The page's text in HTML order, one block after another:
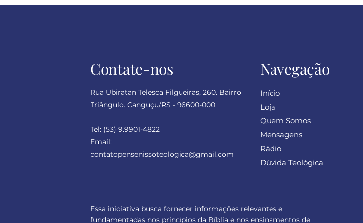
Contate-nos
Rua Ubiratan Telesca Filgueiras, 260. Bairro
Triângulo. Canguçu/RS - 96600-000
Tel: (53) 9.9901-4822
Email:
contatopensenissoteologica@gmail.com
Navegação
Início
Loja
Quem Somos
Mensagens
Rádio
Dúvida Teológica
Essa iniciativa busca fornecer informações relevantes e
fundamentadas nos princípios da Bíblia e nos ensinamentos de